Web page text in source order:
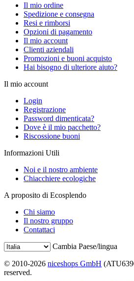
Il mio ordine
Spedizione e consegna
Resi e rimborsi
Opzioni di pagamento
Il mio account
Clienti aziendali
Promozioni e buoni acquisto
Hai bisogno di ulteriore aiuto?
Il mio account
Login
Registrazione
Password dimenticata?
Dove è il mio pacchetto?
Riscossione buoni
Informazioni Utili
Noi e il nostro ambiente
Chiacchiere ecologiche
A proposito di Ecosplendo
Chi siamo
Il nostro gruppo
Contattaci
Cambia Paese/lingua
© 2010-2026 niceshops GmbH
reserved.